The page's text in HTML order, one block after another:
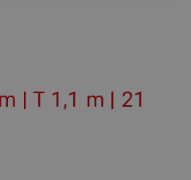
| T 1,1 m | 21